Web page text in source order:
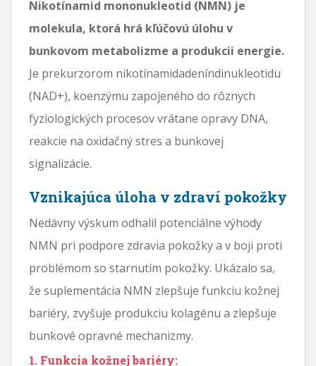
Nikotínamid mononukleotid (NMN) je
molekula, ktorá hrá kľúčovú úlohu v
bunkovom metabolizme a produkcii energie.
Je prekurzorom nikotínamidadeníndinukleotidu
(NAD+), koenzýmu zapojeného do rôznych
fyziologických procesov vrátane opravy DNA,
reakcie na oxidačný stres a bunkovej
signalizácie.
Vznikajúca úloha v zdraví pokožky
Nedávny výskum odhalil potenciálne výhody
NMN pri podpore zdravia pokožky a v boji proti
problémom so starnutím pokožky. Ukázalo sa,
že suplementácia NMN zlepšuje funkciu kožnej
bariéry, zvyšuje produkciu kolagénu a zlepšuje
bunkové opravné mechanizmy.
1. Funkcia kožnej bariéry: